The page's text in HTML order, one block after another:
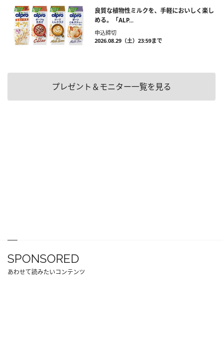
良質な植物性ミルクを、手軽においしく楽し
める。「ALP...
申込締切
2026.08.29（土）23:59まで
プレゼント＆モニター一覧を見る
SPONSORED
あわせて読みたいコンテンツ